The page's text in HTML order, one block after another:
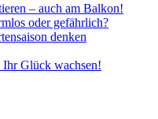
– auch am Balkon!
oder gefährlich?
denken
Ihr Glück wachsen!